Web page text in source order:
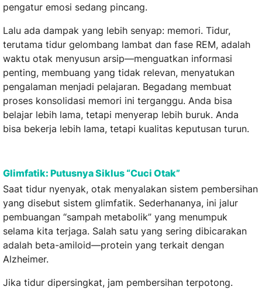
pengatur emosi sedang pincang.
Lalu ada dampak yang lebih senyap: memori. Tidur,
terutama tidur gelombang lambat dan fase REM, adalah
waktu otak menyusun arsip—menguatkan informasi
penting, membuang yang tidak relevan, menyatukan
pengalaman menjadi pelajaran. Begadang membuat
proses konsolidasi memori ini terganggu. Anda bisa
belajar lebih lama, tetapi menyerap lebih buruk. Anda
bisa bekerja lebih lama, tetapi kualitas keputusan turun.
Glimfatik: Putusnya Siklus “Cuci Otak”
Saat tidur nyenyak, otak menyalakan sistem pembersihan
yang disebut sistem glimfatik. Sederhananya, ini jalur
pembuangan “sampah metabolik” yang menumpuk
selama kita terjaga. Salah satu yang sering dibicarakan
adalah beta-amiloid—protein yang terkait dengan
Alzheimer.
Jika tidur dipersingkat, jam pembersihan terpotong.